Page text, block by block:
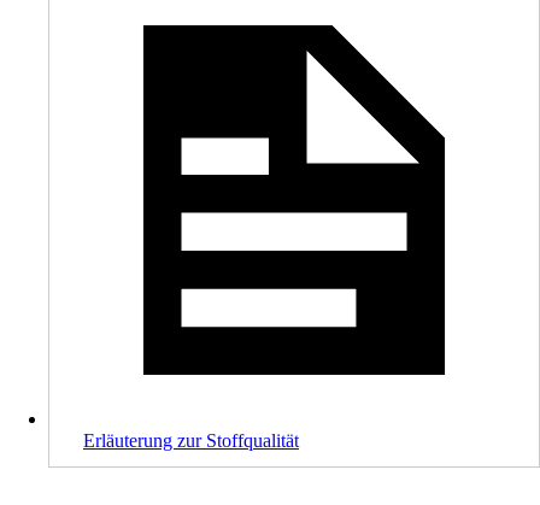
Erläuterung zur Stoffqualität